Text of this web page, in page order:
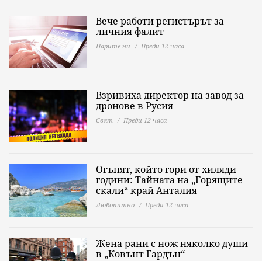
Вече работи регистърът за
личния фалит
Парите ни Преди 12 часа
Взривиха директор на завод за
дронове в Русия
Свят Преди 12 часа
Огънят, който гори от хиляди
години: Тайната на „Горящите
скали“ край Анталия
Любопитно Преди 12 часа
Жена рани с нож няколко души
в „Ковънт Гардън“